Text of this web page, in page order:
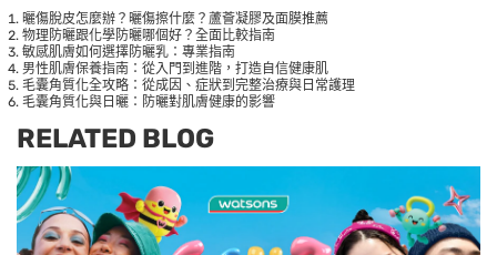
曬傷脫皮怎麼辦？曬傷擦什麼？蘆薈凝膠及面膜推薦
物理防曬跟化學防曬哪個好？全面比較指南
敏感肌膚如何選擇防曬乳：專業指南
男性肌膚保養指南：從入門到進階，打造自信健康肌
毛囊角質化全攻略：從成因、症狀到完整治療與日常護理
毛囊角質化與日曬：防曬對肌膚健康的影響
RELATED BLOG